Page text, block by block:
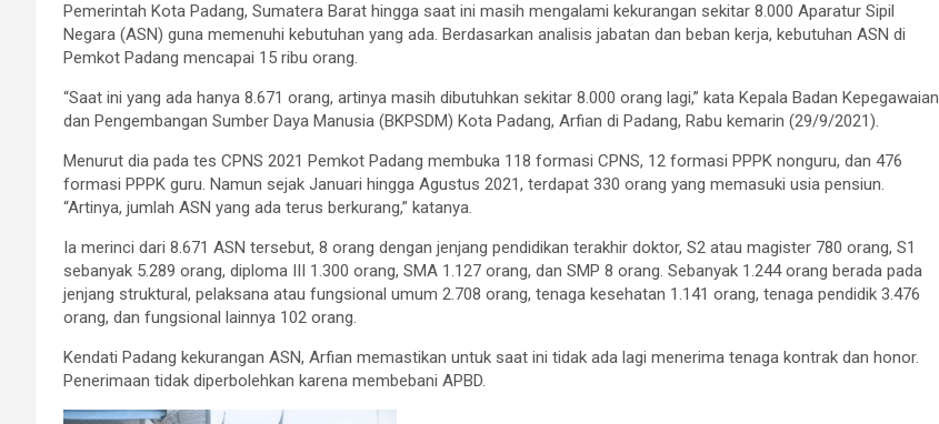
Pemerintah Kota Padang, Sumatera Barat hingga saat ini masih mengalami kekurangan sekitar 8.000 Aparatur Sipil
Negara (ASN) guna memenuhi kebutuhan yang ada. Berdasarkan analisis jabatan dan beban kerja, kebutuhan ASN di
Pemkot Padang mencapai 15 ribu orang.
“Saat ini yang ada hanya 8.671 orang, artinya masih dibutuhkan sekitar 8.000 orang lagi,” kata Kepala Badan Kepegawaian
dan Pengembangan Sumber Daya Manusia (BKPSDM) Kota Padang, Arfian di Padang, Rabu kemarin (29/9/2021).
Menurut dia pada tes CPNS 2021 Pemkot Padang membuka 118 formasi CPNS, 12 formasi PPPK nonguru, dan 476
formasi PPPK guru. Namun sejak Januari hingga Agustus 2021, terdapat 330 orang yang memasuki usia pensiun.
“Artinya, jumlah ASN yang ada terus berkurang,” katanya.
Ia merinci dari 8.671 ASN tersebut, 8 orang dengan jenjang pendidikan terakhir doktor, S2 atau magister 780 orang, S1
sebanyak 5.289 orang, diploma III 1.300 orang, SMA 1.127 orang, dan SMP 8 orang. Sebanyak 1.244 orang berada pada
jenjang struktural, pelaksana atau fungsional umum 2.708 orang, tenaga kesehatan 1.141 orang, tenaga pendidik 3.476
orang, dan fungsional lainnya 102 orang.
Kendati Padang kekurangan ASN, Arfian memastikan untuk saat ini tidak ada lagi menerima tenaga kontrak dan honor.
Penerimaan tidak diperbolehkan karena membebani APBD.